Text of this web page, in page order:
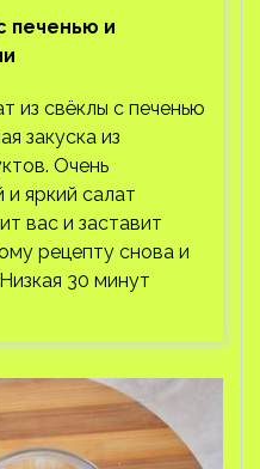
печенью и
из свёклы с печенью
закуска из
Очень
яркий салат
вас и заставит
рецепту снова и
30 минут